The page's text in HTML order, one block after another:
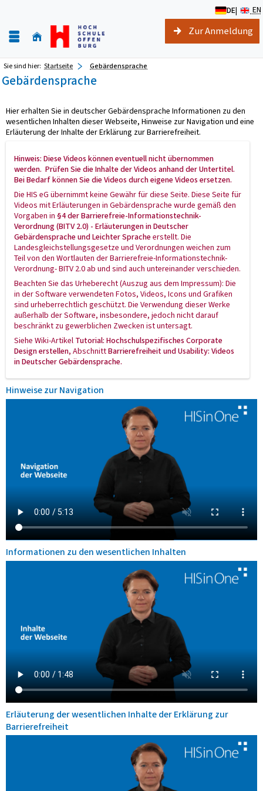
DE| EN
Zur Anmeldung
Sie sind hier: Startseite Gebärdensprache
Gebärdensprache
Hier erhalten Sie in deutscher Gebärdensprache Informationen zu den
wesentlichen Inhalten dieser Webseite, Hinweise zur Navigation und eine
Erläuterung der Inhalte der Erklärung zur Barrierefreiheit.
Hinweis: Diese Videos können eventuell nicht übernommen
werden. Prüfen Sie die Inhalte der Videos anhand der Untertitel.
Bei Bedarf können Sie die Videos durch eigene Videos ersetzen.
Die HIS eG übernimmt keine Gewähr für diese Seite. Diese Seite für
Videos mit Erläuterungen in Gebärdensprache wurde gemäß den
Vorgaben in §4 der Barrierefreie-Informationstechnik-
Verordnung (BITV 2.0) - Erläuterungen in Deutscher
Gebärdensprache und Leichter Spracheerstellt. Die
Landesgleichstellungsgesetze und Verordnungen weichen zum
Teil von den Wortlauten der Barrierefreie-Informationstechnik-
Verordnung- BITV 2.0 ab und sind auch untereinander verschieden.
Beachten Sie das Urheberecht (Auszug aus dem Impressum): Die
in der Software verwendeten Fotos, Videos, Icons und Grafiken
sind urheberrechtlich geschützt. Die Verwendung dieser Werke
außerhalb der Software, insbesondere, jedoch nicht darauf
beschränkt zu gewerblichen Zwecken ist untersagt.
Siehe Wiki-Artikel Tutorial: Hochschulspezifisches Corporate
Design erstellen, AbschnittBarrierefreiheit und Usability: Videos
in Deutscher Gebärdensprache.
Hinweise zur Navigation
Informationen zu den wesentlichen Inhalten
Erläuterung der wesentlichen Inhalte der Erklärung zur
Barrierefreiheit